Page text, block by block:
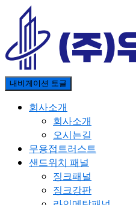
내비게이션 토글
회사소개
회사소개
오시는길
무용접트러스트
샌드위치 패널
징크패널
징크강판